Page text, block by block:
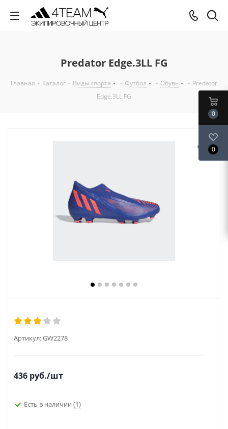
Predator Edge.3LL FG
Главная - Каталог - Виды спорта - Футбол - Обувь - Predator
Edge.3LL FG
Артикул:GW2278
436 руб./шт
Есть в наличии (1)
0
0